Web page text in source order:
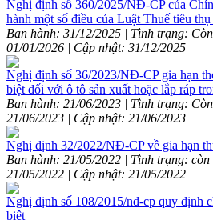
Nghị định số 360/2025/NĐ-CP của
hành một số điều của Luật Thuế tiêu
Ban hành: 31/12/2025 | Tình trạng:
01/01/2026 | Cập nhật: 31/12/2025
Nghị định số 36/2023/NĐ-CP gia hạn
biệt đối với ô tô sản xuất hoặc lắp ráp
Ban hành: 21/06/2023 | Tình trạng:
21/06/2023 | Cập nhật: 21/06/2023
Nghị định 32/2022/NĐ-CP về gia hạn
Ban hành: 21/05/2022 | Tình trạng:
21/05/2022 | Cập nhật: 21/05/2022
Nghị định số 108/2015/nđ-cp quy định
biệt